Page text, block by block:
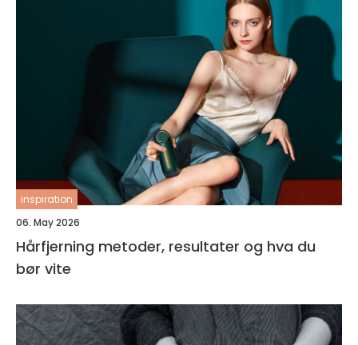
inspiration
06. May 2026
Hårfjerning metoder, resultater og hva du
bør vite